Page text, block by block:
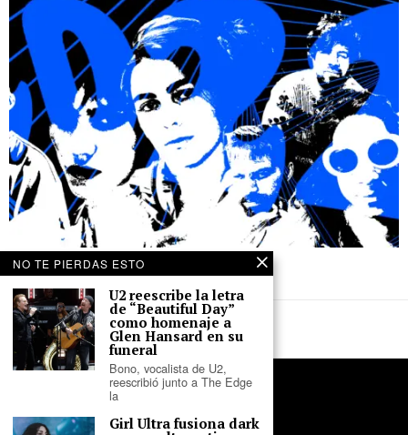
Los 30 EP peruanos del 2022
NO TE PIERDAS ESTO
U2 reescribe la letra
de “Beautiful Day”
como homenaje a
Glen Hansard en su
funeral
Bono, vocalista de U2,
reescribió junto a The Edge
la
Girl Ultra fusiona dark